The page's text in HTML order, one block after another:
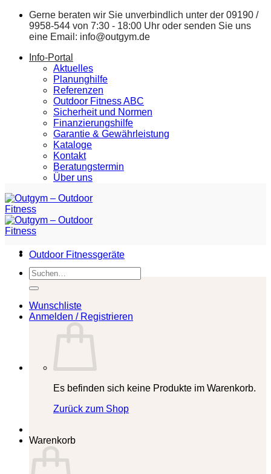
Zum
springen
Gerne beraten wir Sie unverbindlich unter der 09190 /
9958-544 von 7:30 - 18:00 Uhr oder senden Sie uns
eine Email: info@outgym.de
Info-Portal
Aktuelles
Planunghilfe
Referenzen
Outdoor Fitness ABC
Sicherheit und Normen
Finanzierungshilfe
Garantie & Gewährleistung
Kataloge
Kontakt
Beratungstermin
Über uns
Suchen
nach:
Wunschliste
Anmelden / Registrieren
Es befinden sich keine Produkte im Warenkorb.
Zurück zum Shop
Warenkorb
Outdoor Fitnessgeräte